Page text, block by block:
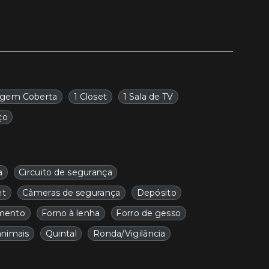
Coberta 1 Closet
1 Sala de TV
Circuito de segurança
Câmeras de segurança
Depósito
Forno à lenha
Forro de gesso
Quintal Ronda/Vigilância